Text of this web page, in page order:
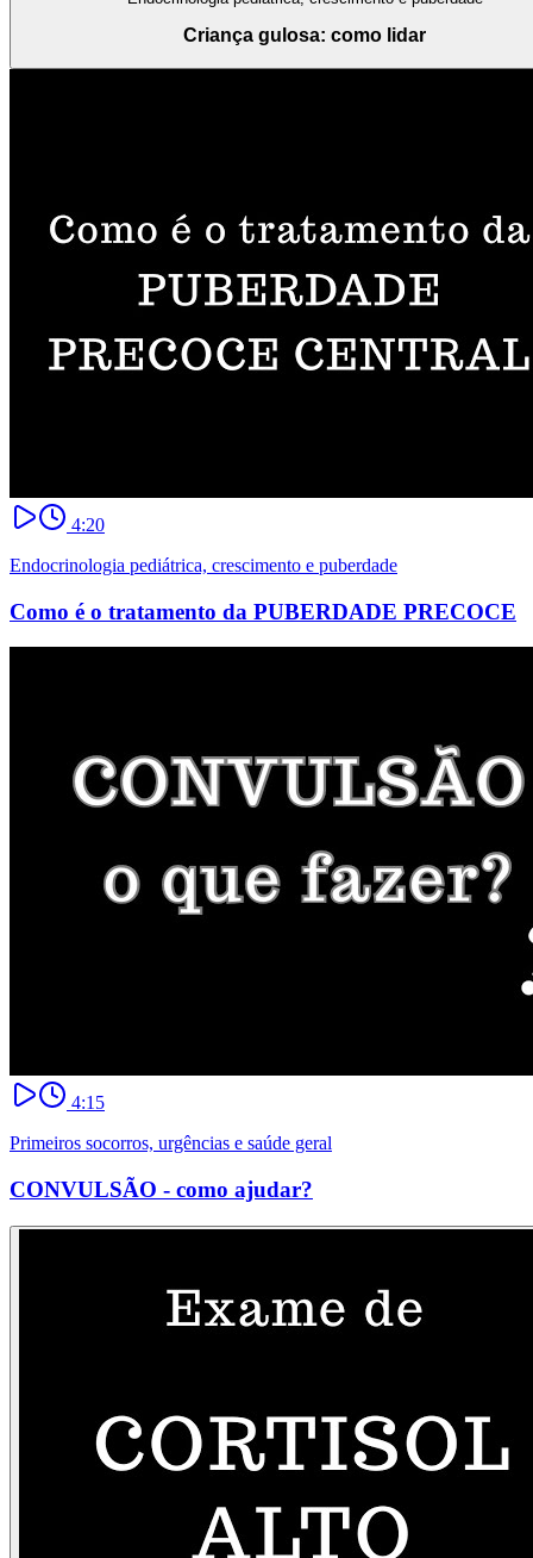
Criança gulosa: como lidar
4:20
Endocrinologia pediátrica, crescimento e puberdade
Como é o tratamento da PUBERDADE PRECOCE
4:15
Primeiros socorros, urgências e saúde geral
CONVULSÃO - como ajudar?